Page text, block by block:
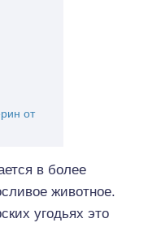
от
в более
животное.
угодьях это